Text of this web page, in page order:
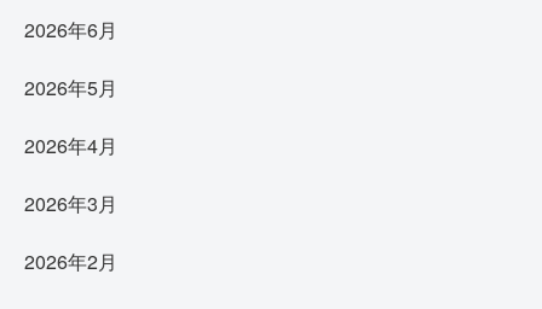
2026年6月
2026年5月
2026年4月
2026年3月
2026年2月